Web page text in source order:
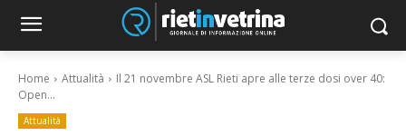
Home Attualità
Il 21 novembre ASL Rieti apre alle terze dosi over 40:
Open...
Attualità